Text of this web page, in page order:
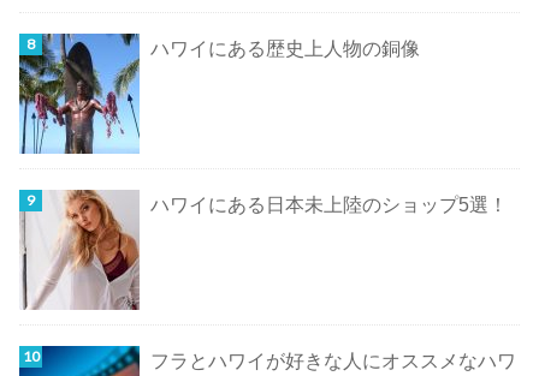
ハワイにある歴史上人物の銅像
ハワイにある日本未上陸のショップ5選！
フラとハワイが好きな人にオススメなハワ